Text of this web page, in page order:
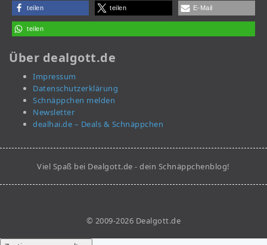
teilen teilen E-Mail
teilen
Über dealgott.de
Impressum
Datenschutzerklärung
Schnäppchen melden
Newsletter
dealhai.de – Deals & Schnäppchen
Viel Spaß bei Dealgott.de - dein Schnäppchenblog!
© 2009-2026 Dealgott.de